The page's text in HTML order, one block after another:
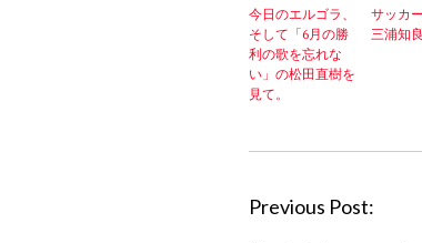
今日のエルゴラ、
そして「6月の勝
利の歌を忘れな
い」の松田直樹を
見て。
サッカ
三浦知良
P
Previous Post: